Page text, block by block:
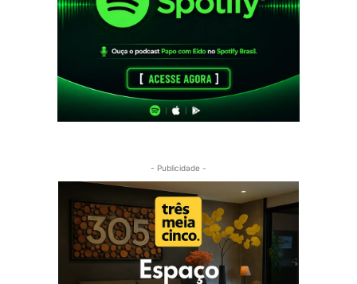
- Publicidade -